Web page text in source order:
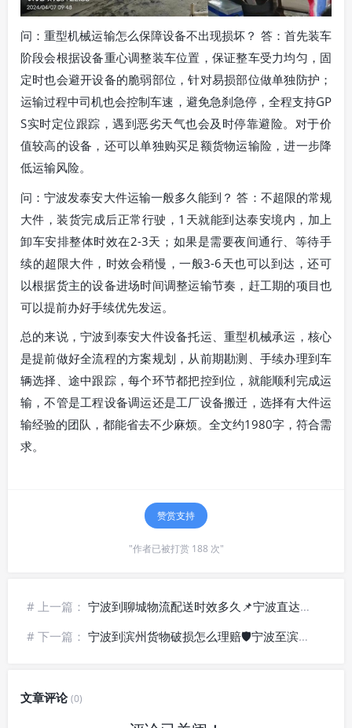
问：重型机械运输怎么保障设备不出现损坏？ 答：首先装车
阶段会根据设备重心调整装车位置，保证整车受力均匀，固
定时也会避开设备的脆弱部位，针对易损部位做单独防护；
运输过程中司机也会控制车速，避免急刹急停，全程支持GP
S实时定位跟踪，遇到恶劣天气也会及时停靠避险。对于价
值较高的设备，还可以单独购买足额货物运输险，进一步降
低运输风险。
问：宁波发泰安大件运输一般多久能到？ 答：不超限的常规
大件，装货完成后正常行驶，1天就能到达泰安境内，加上
卸车安排整体时效在2-3天；如果是需要夜间通行、等待手
续的超限大件，时效会稍慢，一般3-6天也可以到达，还可
以根据货主的设备进场时间调整运输节奏，赶工期的项目也
可以提前办好手续优先发运。
总的来说，宁波到泰安大件设备托运、重型机械承运，核心
是提前做好全流程的方案规划，从前期勘测、手续办理到车
辆选择、途中跟踪，每个环节都把控到位，就能顺利完成运
输，不管是工程设备调运还是工厂设备搬迁，选择有大件运
输经验的团队，都能省去不少麻烦。全文约1980字，符合需
求。
赞赏支持
"作者已被打赏 188 次"
# 上一篇： 宁波到聊城物流配送时效多久📌宁波直达聊城货运_县域全境派送
# 下一篇： 宁波到滨州货物破损怎么理赔🛡️宁波至滨州物流_全程保险护航
文章评论(0)